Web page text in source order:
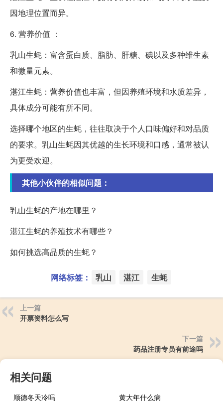
因地理位置而异。
6. 营养价值 ：
乳山生蚝：富含蛋白质、脂肪、肝糖、碘以及多种维生素
和微量元素。
湛江生蚝：营养价值也丰富，但因养殖环境和水质差异，
具体成分可能有所不同。
选择哪个地区的生蚝，往往取决于个人口味偏好和对品质
的要求。乳山生蚝因其优越的生长环境和口感，通常被认
为更受欢迎。
其他小伙伴的相似问题：
乳山生蚝的产地在哪里？
湛江生蚝的养殖技术有哪些？
如何挑选高品质的生蚝？
网络标签： 乳山 湛江 生蚝
上一篇
开票资料怎么写
下一篇
药品注册专员有前途吗
相关问题
顺德冬天冷吗 黄大年什么病